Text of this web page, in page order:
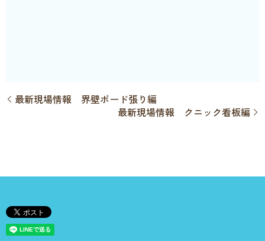
最新現場情報 界壁ボード張り編
最新現場情報 クニック看板編